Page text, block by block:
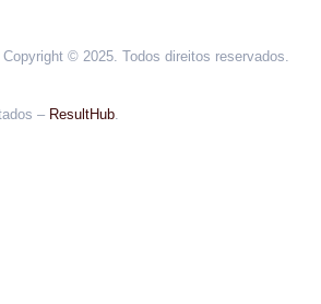
© 2025. Todos direitos reservados.
– ResultHub.